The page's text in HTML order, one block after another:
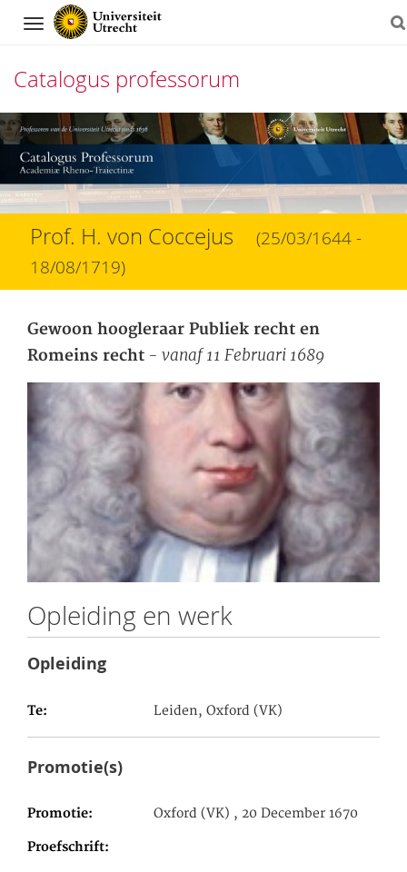
Navigation
Catalogus professorum
Direct
naar
het
inhoud
Prof. H. von Coccejus
(25/03/1644 -
18/08/1719)
Gewoon hoogleraar Publiek recht en
Romeins recht - vanaf 11 Februari 1689
Opleiding en werk
Opleiding
Te Leiden, Oxford (VK)
Promotie(s)
Promotie Oxford (VK) , 20 December 1670
Proefschrift